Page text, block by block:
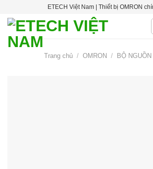
content
ETECH Việt Nam | Thiết bị OMRON
Trang chủ / OMRON / BỘ